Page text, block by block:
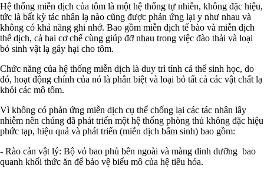
Hệ thống miễn dịch của tôm là một hệ thống tự nhiên, không đặc hiệu,
tức là bất kỳ tác nhân lạ nào cũng được phản ứng lại y như nhau và
không có khả năng ghi nhớ. Bao gồm miễn dịch tế bào và miễn dịch
thể dịch, cả hai cơ chế cùng giúp đỡ nhau trong việc đào thải và loại
bỏ sinh vật lạ gây hại cho tôm.
Chức năng của hệ thống miễn dịch là duy trì tính cá thể sinh học, do
đó, hoạt động chính của nó là phân biệt và loại bỏ tất cả các vật chất lạ
khỏi các mô tôm.
Vì không có phản ứng miễn dịch cụ thể chống lại các tác nhân lây
nhiễm nên chúng đã phát triển một hệ thống phòng thủ không đặc hiệu
phức tạp, hiệu quả và phát triển (miễn dịch bẩm sinh) bao gồm:
- Rào cản vật lý: Bộ vỏ bao phủ bên ngoài và màng dinh dưỡng bao
quanh khối thức ăn để bảo vệ biểu mô của hệ tiêu hóa.